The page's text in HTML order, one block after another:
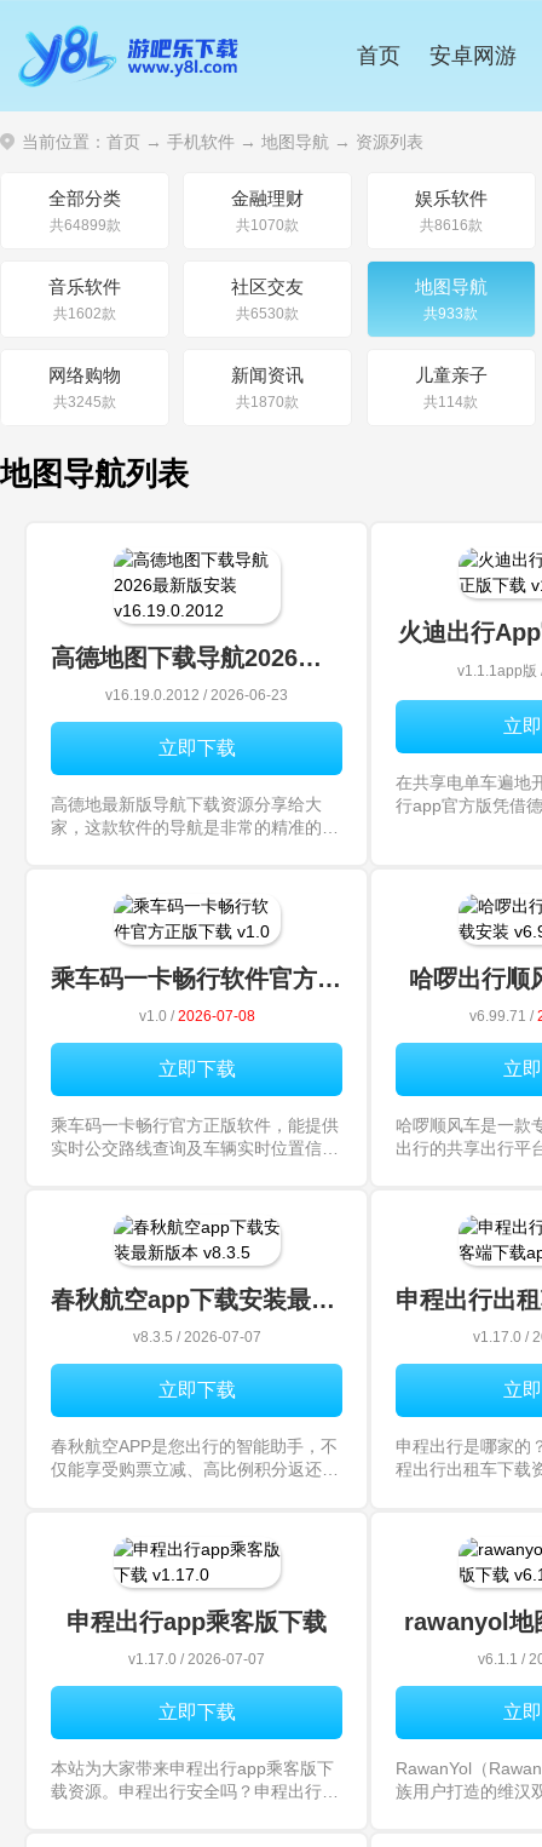
首页 安卓网游
当前位置： 首页 → 手机软件 → 地图导航 → 资源列表
全部分类
共64899款
金融理财
共1070款
娱乐软件
共8616款
音乐软件
共1602款
社区交友
共6530款
地图导航
共933款
网络购物
共3245款
新闻资讯
共1870款
儿童亲子
共114款
地图导航列表
高德地图下载导航2026最新版安装
v16.19.0.2012 / 2026-06-23
立即下载
高德地最新版导航下载资源分享给大
家，这款软件的导航是非常的精准的，
的路了，喜欢的小伙伴快来下载吧！
火迪出行
v1.1.1app版
立
在共享电单车遍地
行app官方版凭借
开关机和设防操作
乘车码一卡畅行软件官方正版下载
v1.0 / 2026-07-08
立即下载
乘车码一卡畅行官方正版软件，能提供
实时公交路线查询及车辆实时位置信
行更便利高效，快来下载体验。乘车码
一卡畅行软件官方正版下载最新动态
哈啰出行顺
v6.99.71 /
立
哈啰顺风车是一款
出行的共享出行平
春秋航空app下载安装最新版本
v8.3.5 / 2026-07-07
立即下载
春秋航空APP是您出行的智能助手，不
仅能享受购票立减、高比例积分返还等
内到港准点率第一的航空公司，春秋航
空APP助您轻松规划每一次出行，享
v1.17.0 /
立
申程出行是哪家的
程出行出租车下载
速叫车、行程管
安全、便捷的出租
申程出行app乘客版下载
v1.17.0 / 2026-07-07
立即下载
本站为大家带来申程出行app乘客版下
载资源。申程出行安全吗？申程出行
rawanyol地
v6.1.1 /
立
RawanYol（
族用户打造的维汉